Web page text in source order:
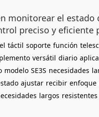
monitorear el
preciso y eficiente
táctil soporte función
versátil diario
modelo SE3S necesidades
ajustar recibir enfoque
largos resistentes